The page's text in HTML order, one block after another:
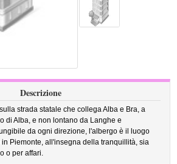
Descrizione
strada statale che collega Alba e Bra, a
di Alba, e non lontano da Langhe e
da ogni direzione, l'albergo è il luogo
Piemonte, all'insegna della tranquillità, sia
o per affari.